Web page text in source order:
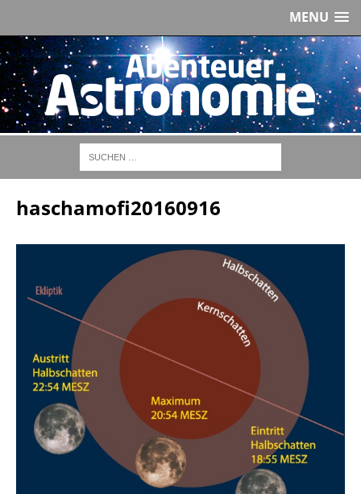
MENU
haschamofi20160916